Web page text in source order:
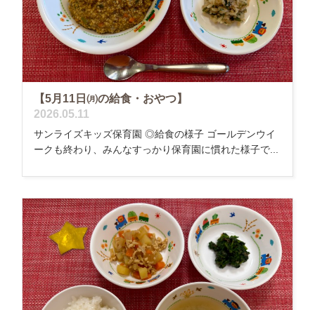
【5月11日㈪の給食・おやつ】
2026.05.11
サンライズキッズ保育園 ◎給食の様子 ゴールデンウイ
ークも終わり、みんなすっかり保育園に慣れた様子で...